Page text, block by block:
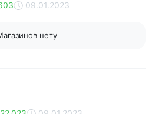
09.01.2023
нету